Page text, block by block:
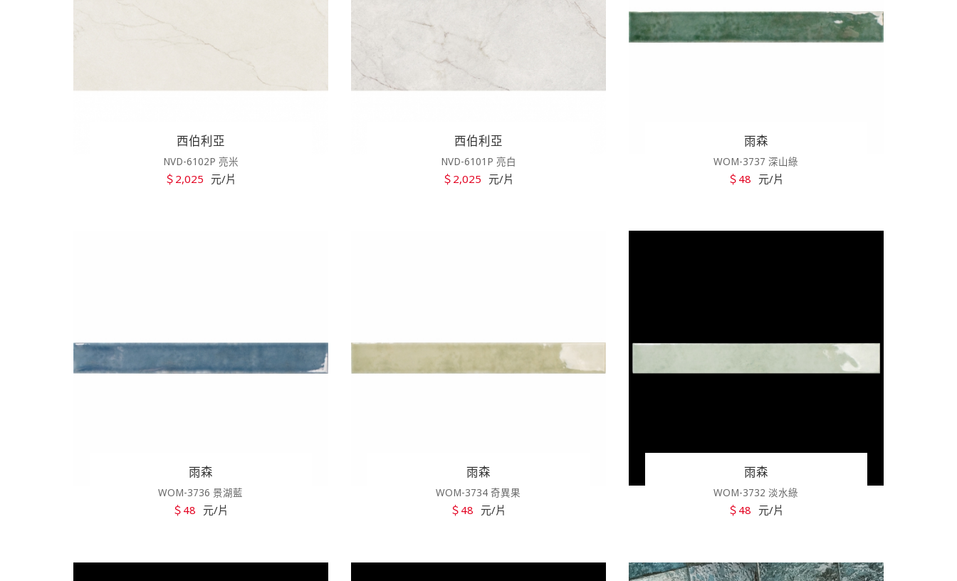
西伯利亞
NVD-6102P 亮米
＄2,025 元/片
西伯利亞
NVD-6101P 亮白
＄2,025 元/片
雨森
WOM-3737 深山綠
＄48 元/片
雨森
WOM-3736 景湖藍
＄48 元/片
雨森
WOM-3734 奇異果
＄48 元/片
雨森
WOM-3732 淡水綠
＄48 元/片